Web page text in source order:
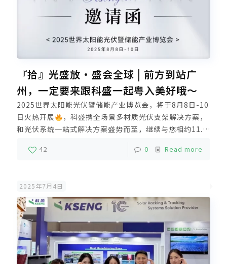
『拾』光盛放·盛会全球 | 前方到站广
州，一定要来跟科盛一起粤入美好哦～
2025世界太阳能光伏暨储能产业博览会，将于8月8日-10
日火热开展
，科盛携全场景多材质光伏支架解决方案，
和光伏系统一站式解决方案盛势而至，继续与您相约11.2
，期待和新老客户、全球光伏人共赴盛会
42 0 Read more
2025年7月4日